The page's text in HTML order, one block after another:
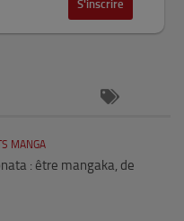
MANGA
: être mangaka, de